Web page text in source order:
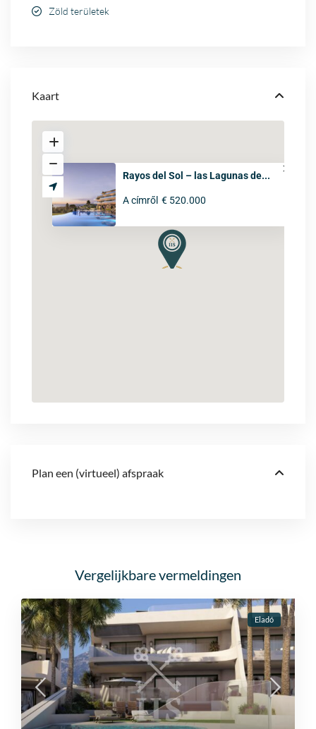
Zöld területek
Kaart
Rayos del Sol – las Lagunas de...
A címről € 520.000
Plan een (virtueel) afspraak
Vergelijkbare vermeldingen
Eladó